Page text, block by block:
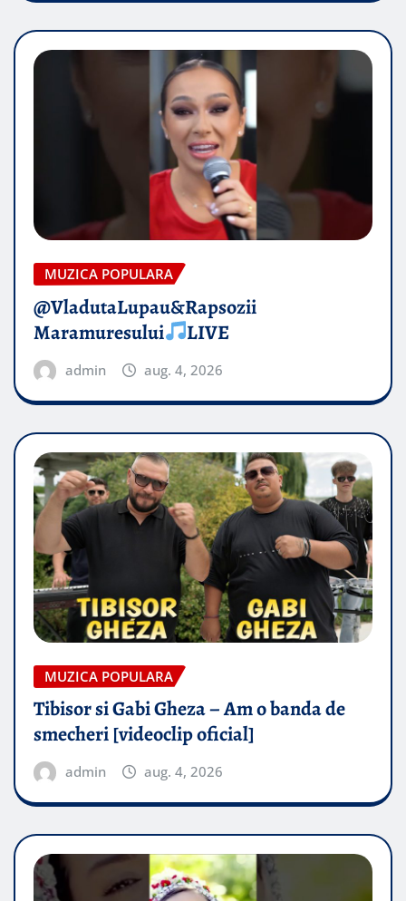
MUZICA POPULARA
@VladutaLupau&Rapsozii
Maramuresului
LIVE
admin aug. 4, 2026
MUZICA POPULARA
Tibisor si Gabi Gheza – Am o banda de
smecheri [videoclip oficial]
admin aug. 4, 2026